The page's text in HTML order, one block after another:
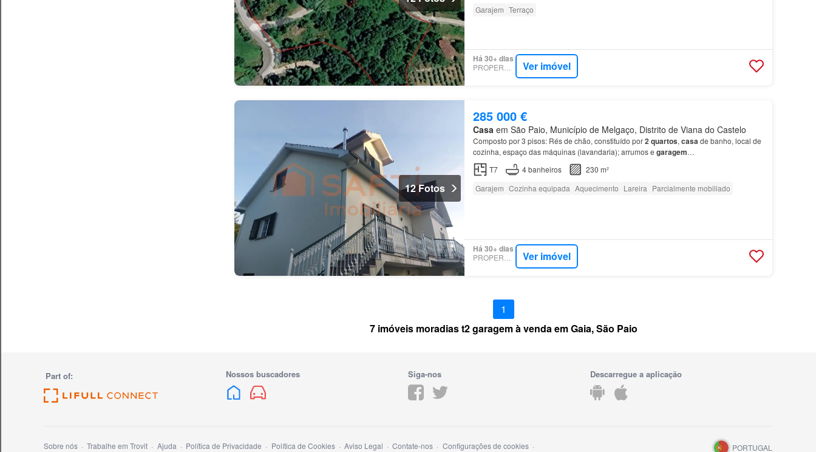
Garajem Terraço
Há 30+ dias
Ver imóvel
12 Fotos
285 000 €
Casaem São Paio, Município de Melgaço, Distrito de Viana do Castelo
Composto por 3 pisos: Rés de chão, constituído por2 quartos, casade banho, local de
cozinha, espaço das máquinas (lavandaria); arrumos e garagem…
T7
4banheiros
230 m²
Garajem Cozinha equipada Aquecimento Lareira Parcialmente mobiliado
Há 30+ dias
Ver imóvel
1
7 imóveis moradias t2 garagem à venda em Gaia, São Paio
Part of: Nossos buscadores Siga-nos Descarregue a aplicação
Sobre nós Trabalhe em Trovit Ajuda Política de Privacidade Política de Cookies Aviso Legal Contate-nos Configurações de cookies PORTUGAL